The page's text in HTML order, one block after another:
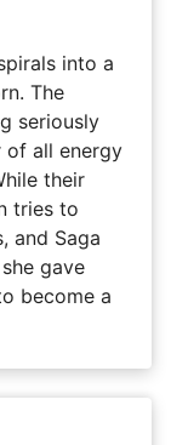
into a
The
seriously
of all energy
their
tries to
and Saga
gave
become a